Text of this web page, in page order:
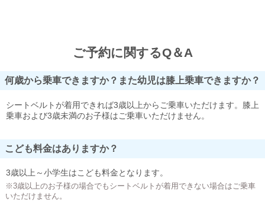
ご予約に関するQ＆A
何歳から乗車できますか？また幼児は膝上乗車できますか？
シートベルトが着用できれば3歳以上からご乗車いただけます。膝上
乗車および3歳未満のお子様はご乗車いただけません。
こども料金はありますか？
3歳以上～小学生はこども料金となります。
※3歳以上のお子様の場合でもシートベルトが着用できない場合はご乗車
いただけません。